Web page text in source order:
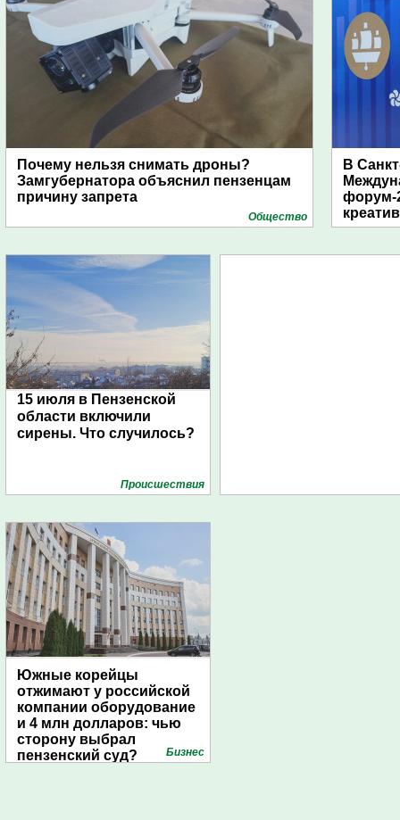
Почему нельзя снимать дроны?
Замгубернатора объяснил пензенцам
причину запрета
Общество
В
форум-
15 июля в Пензенской
области включили
сирены. Что случилось?
Проиcшествия
Южные корейцы
отжимают у российской
компании оборудование
и 4 млн долларов: чью
сторону выбрал
пензенский суд?
Бизнес